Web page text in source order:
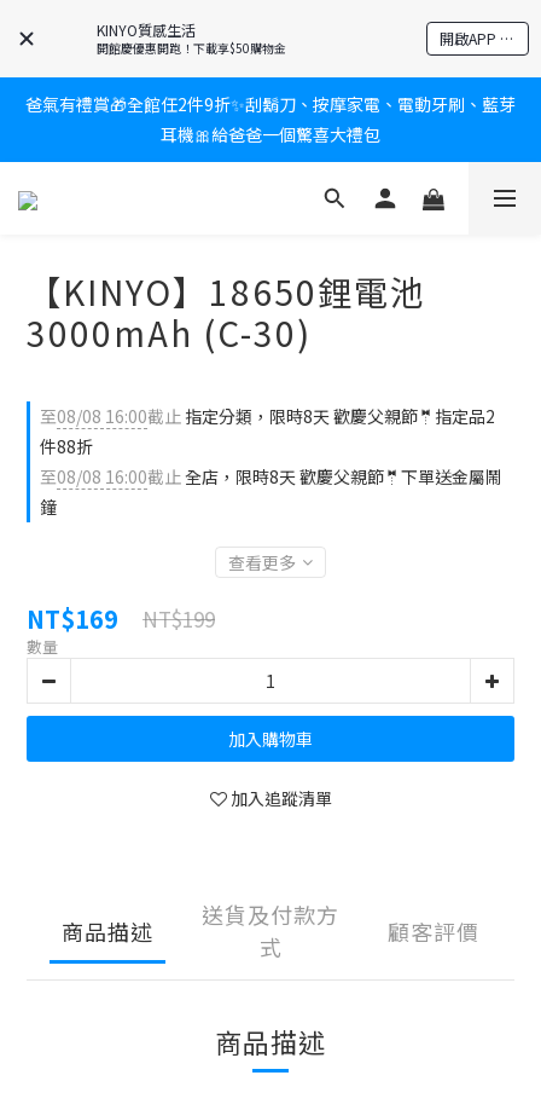
KINYO質感生活
開館慶優惠開跑！下載享$50購物金 開啟APP 享隱藏優惠
新會員送$100購物金✨再享消費回饋無極限
新會員送$100購物金✨再享消費回饋無極限
爸氣有禮賞🎁全館任2件9折✨刮鬍刀、按摩家電、電動牙刷、藍芽
耳機🎀給爸爸一個驚喜大禮包
炎熱夏日救星☀️秒凍扇登場💙半導體製冷 x 微米級冰霧，一秒開
新會員送$100購物金✨再享消費回饋無極限
【KINYO】18650鋰電池
3000mAh (C-30)
至08/08 16:00截止 指定分類，限時8天 歡慶父親節🤵指定品2
件88折
至08/08 16:00截止全店，限時8天 歡慶父親節🤵下單送金屬鬧
鐘
查看更多
NT$169 NT$199
數量
加入購物車
加入追蹤清單
商品描述
送貨及付款方
式
顧客評價
商品描述